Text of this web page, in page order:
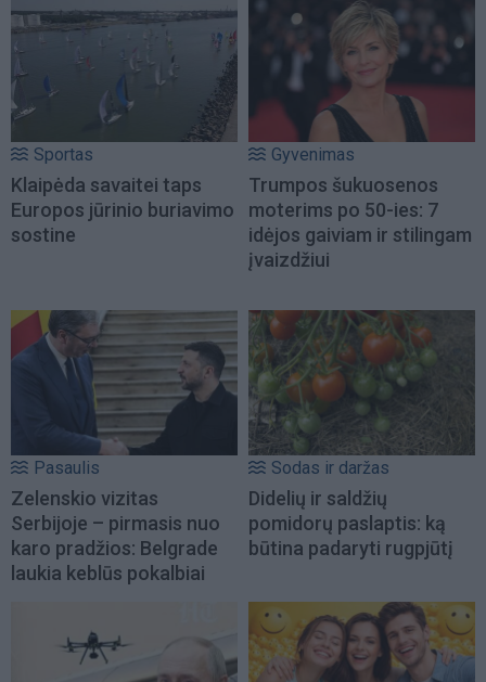
Sportas
Klaipėda savaitei taps
Europos jūrinio buriavimo
sostine
Gyvenimas
Trumpos šukuosenos
moterims po 50-ies: 7
idėjos gaiviam ir stilingam
įvaizdžiui
Pasaulis
Zelenskio vizitas
Serbijoje – pirmasis nuo
karo pradžios: Belgrade
laukia keblūs pokalbiai
Sodas ir daržas
Didelių ir saldžių
pomidorų paslaptis: ką
būtina padaryti rugpjūtį